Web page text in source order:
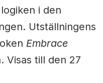
i den
Utställningens
Embrace
Visas till den 27